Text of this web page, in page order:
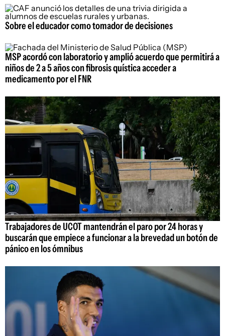
Sobre el educador como tomador de decisiones
MSP acordó con laboratorio y amplió acuerdo que permitirá a
niños de 2 a 5 años con fibrosis quística acceder a
medicamento por el FNR
Trabajadores de UCOT mantendrán el paro por 24 horas y
buscarán que empiece a funcionar a la brevedad un botón de
pánico en los ómnibus